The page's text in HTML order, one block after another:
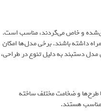
و خاص می‌گردند، مناسب است.
داشته باشند. برخی مدل‌ها امکان
مدل دستبند به دلیل تنوع در طراحی،
طرح‌ها و ضخامت مختلف ساخته
مناسب هستند.